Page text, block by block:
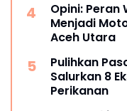
Opini: Peran
Menjadi
Aceh Utara
Pulihkan
Salurkan 8
Perikanan